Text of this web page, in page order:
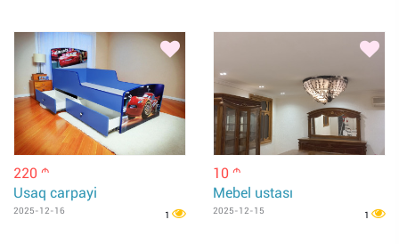
220 m
Usaq carpayi
2025-12-16 1
10 m
Mebel ustası
2025-12-15 1